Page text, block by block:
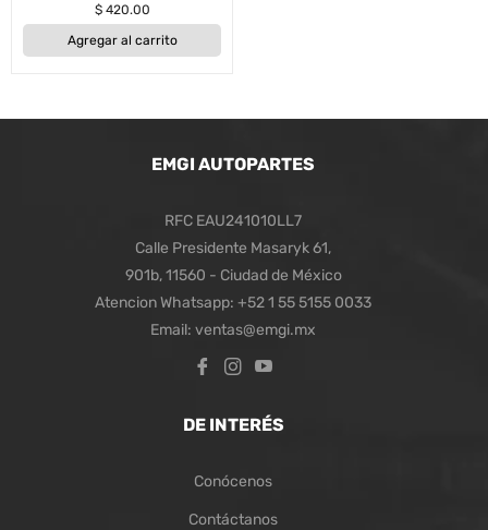
Precio
habitual
$ 420.00
Agregar al carrito
EMGI AUTOPARTES
RFC EAU241010LL7
Calle Presidente Masaryk 61,
901b, 11560 - Ciudad de México
Atencion Whatsapp: +52 1 55 5155 0033
Email: ventas@emgi.mx
Fb
Ins
DE INTERÉS
Conócenos
Contáctanos